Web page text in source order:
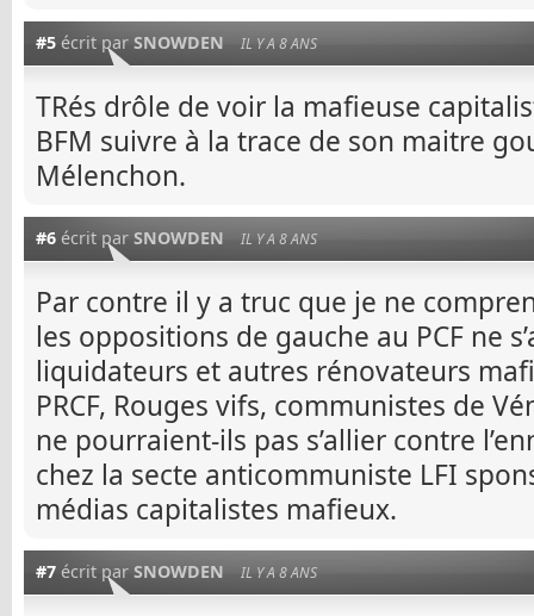
#5 écrit par SNOWDEN IL Y A 8 ANS
TRés drôle de voir la mafieuse
BFM suivre à la trace de son maitre
Mélenchon.
#6 écrit par SNOWDEN IL Y A 8 ANS
Par contre il y a truc que je ne
les oppositions de gauche au PCF ne
liquidateurs et autres rénovateurs
PRCF, Rouges vifs, communistes de
ne pourraient-ils pas s’allier contre
chez la secte anticommuniste LFI
médias capitalistes mafieux.
#7 écrit par SNOWDEN IL Y A 8 ANS